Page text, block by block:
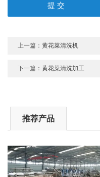
上一篇：黄花菜清洗机
下一篇：黄花菜清洗加工
推荐产品